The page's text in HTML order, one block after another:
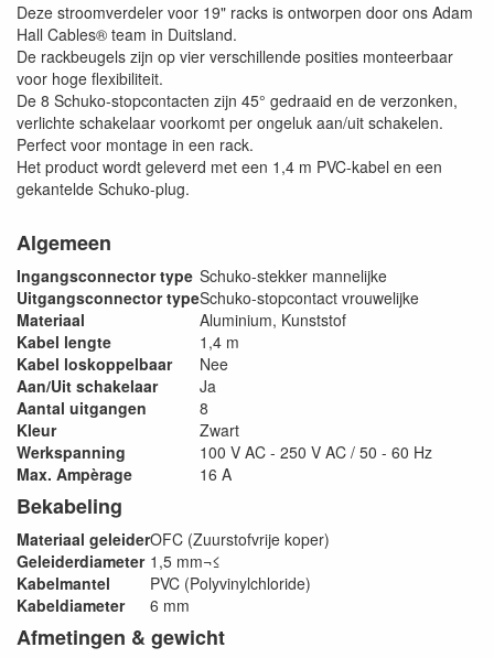
Deze stroomverdeler voor 19" racks is ontworpen door ons Adam
Hall Cables® team in Duitsland.
De rackbeugels zijn op vier verschillende posities monteerbaar
voor hoge flexibiliteit.
De 8 Schuko-stopcontacten zijn 45° gedraaid en de verzonken,
verlichte schakelaar voorkomt per ongeluk aan/uit schakelen.
Perfect voor montage in een rack.
Het product wordt geleverd met een 1,4 m PVC-kabel en een
gekantelde Schuko-plug.
Algemeen
Ingangsconnector type Schuko-stekker mannelijke
Uitgangsconnector typeSchuko-stopcontact vrouwelijke
Materiaal
Aluminium, Kunststof
Kabel lengte
1,4 m
Kabel loskoppelbaar
Nee
Aan/Uit schakelaar
Ja
Aantal uitgangen
8
Kleur
Zwart
Werkspanning
100 V AC - 250 V AC / 50 - 60 Hz
Max. Ampèrage
16 A
Bekabeling
Materiaal geleiderOFC (Zuurstofvrije koper)
Geleiderdiameter 1,5 mm¬≤
Kabelmantel
PVC (Polyvinylchloride)
Kabeldiameter
6 mm
Afmetingen & gewicht